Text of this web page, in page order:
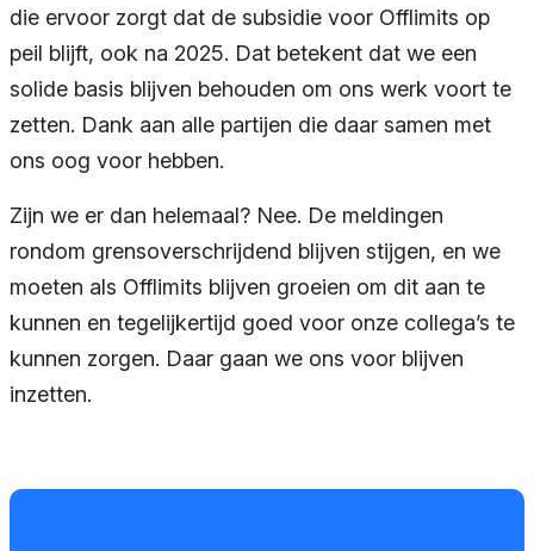
die ervoor zorgt dat de subsidie voor Offlimits op
peil blijft, ook na 2025. Dat betekent dat we een
solide basis blijven behouden om ons werk voort te
zetten. Dank aan alle partijen die daar samen met
ons oog voor hebben.
Zijn we er dan helemaal? Nee. De meldingen
rondom grensoverschrijdend blijven stijgen, en we
moeten als Offlimits blijven groeien om dit aan te
kunnen en tegelijkertijd goed voor onze collega’s te
kunnen zorgen. Daar gaan we ons voor blijven
inzetten.